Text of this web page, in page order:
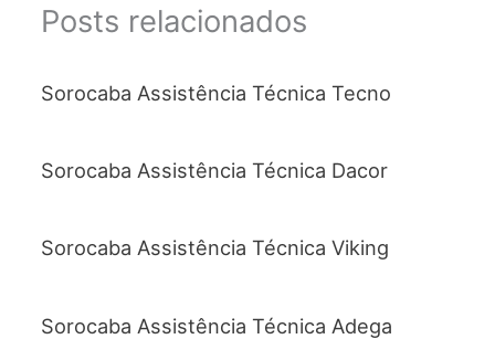
Posts relacionados
Sorocaba Assistência Técnica Tecno
Sorocaba Assistência Técnica Dacor
Sorocaba Assistência Técnica Viking
Sorocaba Assistência Técnica Adega